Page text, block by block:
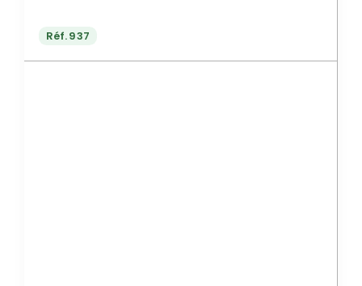
Réf.937